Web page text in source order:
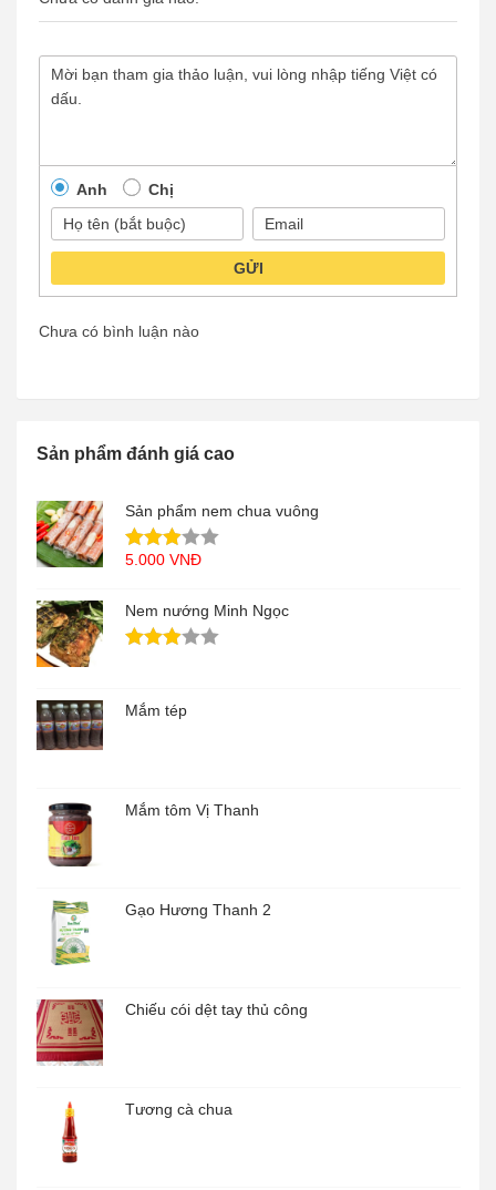
Anh Chị
GỬI
Chưa có bình luận nào
Sản phẩm đánh giá cao
Sản phẩm nem chua vuông
5.000 VNĐ
Nem nướng Minh Ngọc
Mắm tép
Mắm tôm Vị Thanh
Gạo Hương Thanh 2
Chiếu cói dệt tay thủ công
Tương cà chua